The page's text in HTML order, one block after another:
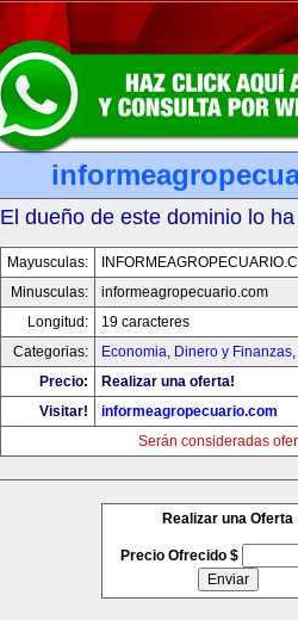
El dueño de este dominio lo
Mayusculas:
Minusculas:
informeagropecuario.com
Longitud:
19 caracteres
Categorias:
Economia, Dinero y Finanzas,
Precio:
Realizar una oferta!
Visitar!
informeagropecuario.com
Serán consideradas
Realizar una Oferta
Precio Ofrecido $